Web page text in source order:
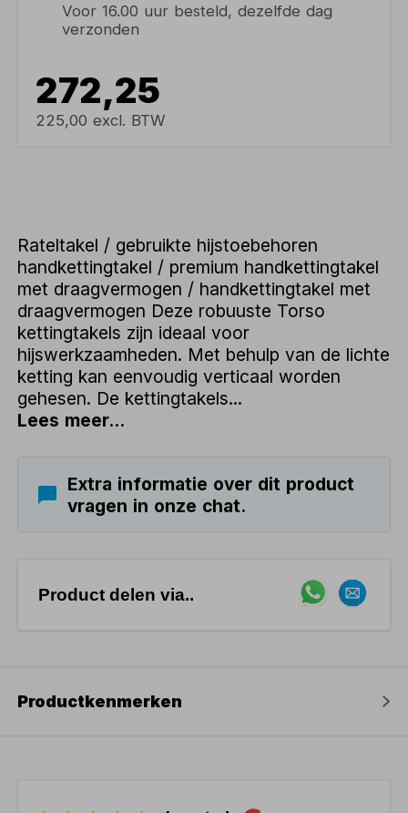
Voor 16.00 uur besteld, dezelfde dag
verzonden
272,25
225,00 excl. BTW
Rateltakel / gebruikte hijstoebehoren
handkettingtakel / premium handkettingtakel
met draagvermogen / handkettingtakel met
draagvermogen Deze robuuste Torso
kettingtakels zijn ideaal voor
hijswerkzaamheden. Met behulp van de lichte
ketting kan eenvoudig verticaal worden
gehesen. De kettingtakels...
Lees meer...
Extra informatie over dit product
vragen in onze chat.
Product delen via..
Productkenmerken